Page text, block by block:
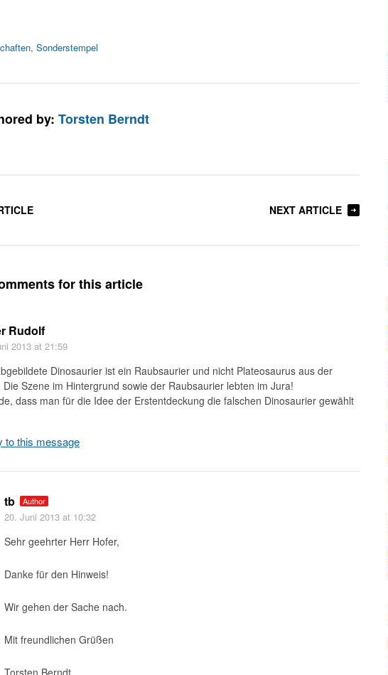
, Sonderstempel
by: Torsten Berndt
NEXT ARTICLE
for this article
Rudolf
2013 at 21:59
Dinosaurier ist ein Raubsaurier und nicht Plateosaurus aus der
Die Szene im Hintergrund sowie der Raubsaurier lebten im Jura!
dass man für die Idee der Erstentdeckung die falschen Dinosaurier gewählt
to this message
tb Author
20. Juni 2013 at 10:32
Sehr geehrter Herr Hofer,
Danke für den Hinweis!
Wir gehen der Sache nach.
Mit freundlichen Grüßen
Torsten Berndt